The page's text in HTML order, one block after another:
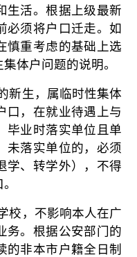
生活。根据上级最新
必须将户口迁走。如
慎重考虑的基础上选
体户问题的说明。
新生，属临时性集体
口，在就业待遇上与
毕业时落实单位且单
未落实单位的，必须
学、转学外），不得
校，不影响本人在广
务。根据公安部门的
的非本市户籍全日制